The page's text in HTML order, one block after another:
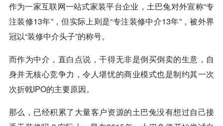
作为一家互联网一站式家装平台企业，土巴兔对外宣称“专
注装修13年”，但实际上则是“专注装修中介13年”，被外界
冠以“装修中介头子”的称号。
而作为中介，直白点说，干得无非是倒买倒卖的生意，自
身并无核心竞争力，令人堪忧的商业模式也是制约其一次
次折戟IPO的主要原因。
那么，已经积累了大量客户资源的土巴兔没有想过自己接